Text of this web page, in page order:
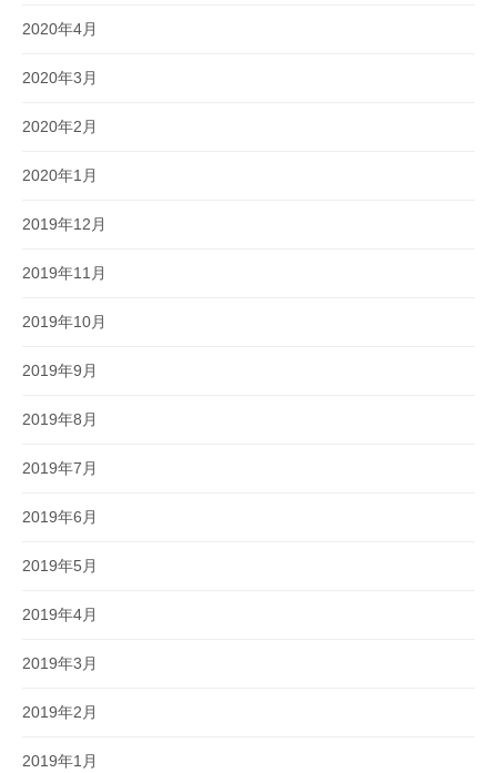
2020年4月
2020年3月
2020年2月
2020年1月
2019年12月
2019年11月
2019年10月
2019年9月
2019年8月
2019年7月
2019年6月
2019年5月
2019年4月
2019年3月
2019年2月
2019年1月